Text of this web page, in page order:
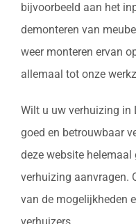
bijvoorbeeld aan het
demonteren van
weer monteren ervan
allemaal tot onze
Wilt u uw verhuizing in
goed en betrouwbaar
deze website
verhuizing aanvragen.
van de mogelijkheden